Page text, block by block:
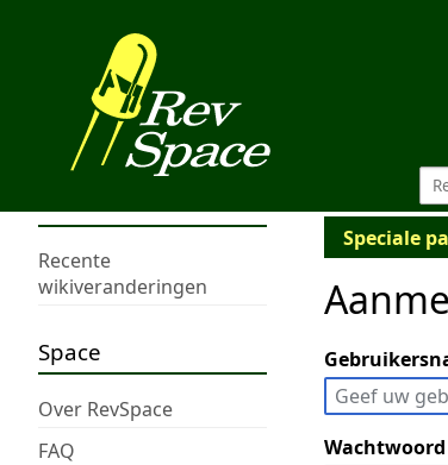
Recente
wikiveranderingen
Space
Over RevSpace
FAQ
Speciale
Wachtwoord